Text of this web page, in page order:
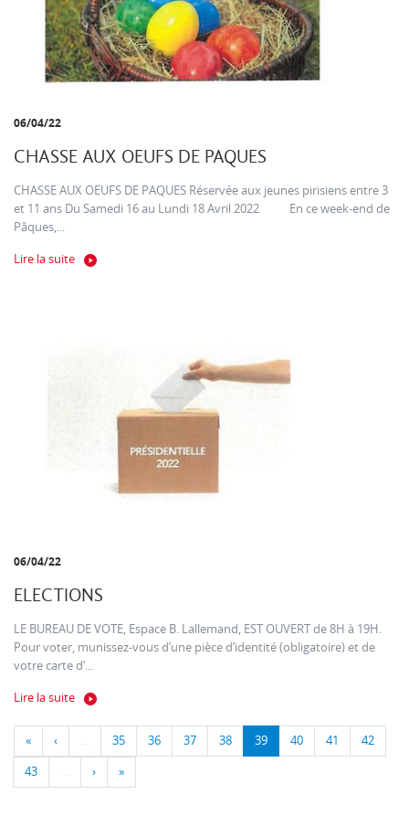
06/04/22
CHASSE AUX OEUFS DE PAQUES
CHASSE AUX OEUFS DE PAQUES Réservée aux jeunes pirisiens entre 3
et 11 ans Du Samedi 16 au Lundi 18 Avril 2022 En ce week-end de
Pâques,...
Lire la suite
06/04/22
ELECTIONS
LE BUREAU DE VOTE, Espace B. Lallemand, EST OUVERT de 8H à 19H.
Pour voter, munissez-vous d’une pièce d’identité (obligatoire) et de
votre carte d’...
Lire la suite
« ‹ … 35 36 37 38 39 40 41 42
43 … › »